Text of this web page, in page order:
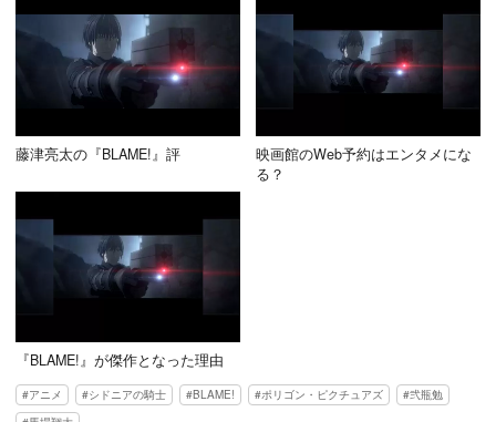
藤津亮太の『BLAME!』評
映画館のWeb予約はエンタメにな
る？
『BLAME!』が傑作となった理由
アニメ シドニアの騎士 BLAME! ポリゴン・ピクチュアズ
弐瓶勉